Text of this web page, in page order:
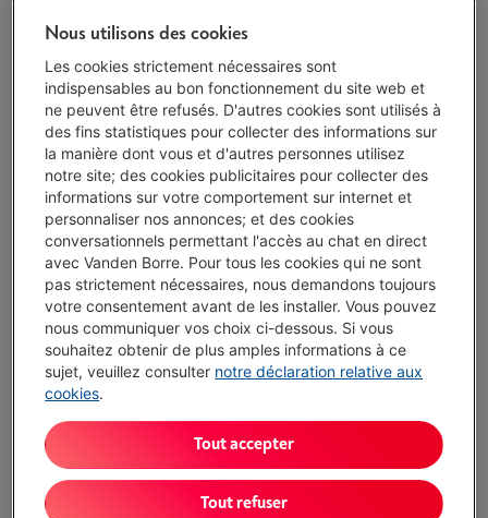
Disponibilité limitée -Voir le stock
€ 18,99
J'achète
Comparer
Atouts
Couleur: Magenta
Existe également dans d'autres couleurs
Nous utilisons des cookies
Les cookies strictement nécessaires sont
indispensables au bon fonctionnement du site web et
ne peuvent être refusés. D'autres cookies sont utilisés à
des fins statistiques pour collecter des informations sur
la manière dont vous et d'autres personnes utilisez
notre site; des cookies publicitaires pour collecter des
informations sur votre comportement sur internet et
personnaliser nos annonces; et des cookies
conversationnels permettant l'accès au chat en direct
avec Vanden Borre. Pour tous les cookies qui ne sont
pas strictement nécessaires, nous demandons toujours
votre consentement avant de les installer. Vous pouvez
nous communiquer vos choix ci-dessous. Si vous
souhaitez obtenir de plus amples informations à ce
sujet, veuillez consulter notre déclaration relative aux
cookies.
Tout refuser
Tout accepter